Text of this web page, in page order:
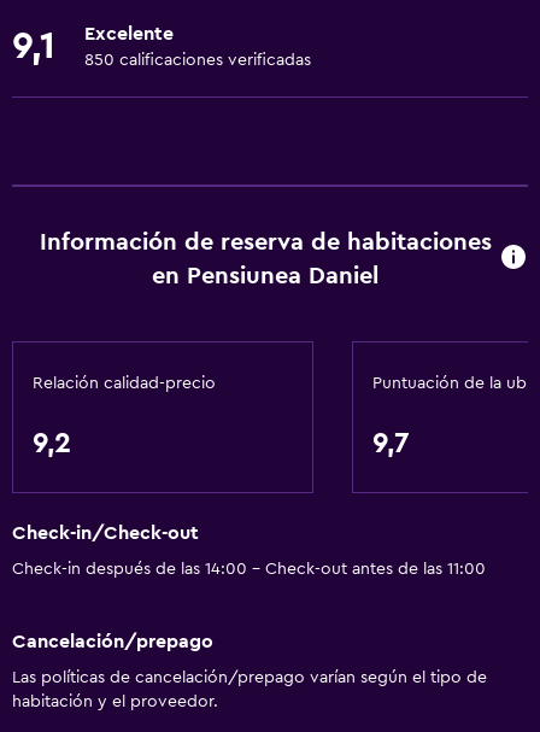
Toallas
Alarma de humo
Zona de estar
Piso de parquet o madera noble
Habitaciones insonorizadas
Insonorización
9,1 Excelente
850 calificaciones verificadas
Información de reserva de habitaciones
en Pensiunea Daniel
Relación calidad-precio
9,2
Puntuación de la
9,7
Check-in/Check-out
Check-in después de las 14:00 - Check-out antes de las 11:00
Cancelación/prepago
Las políticas de cancelación/prepago varían según el tipo de
habitación y el proveedor.